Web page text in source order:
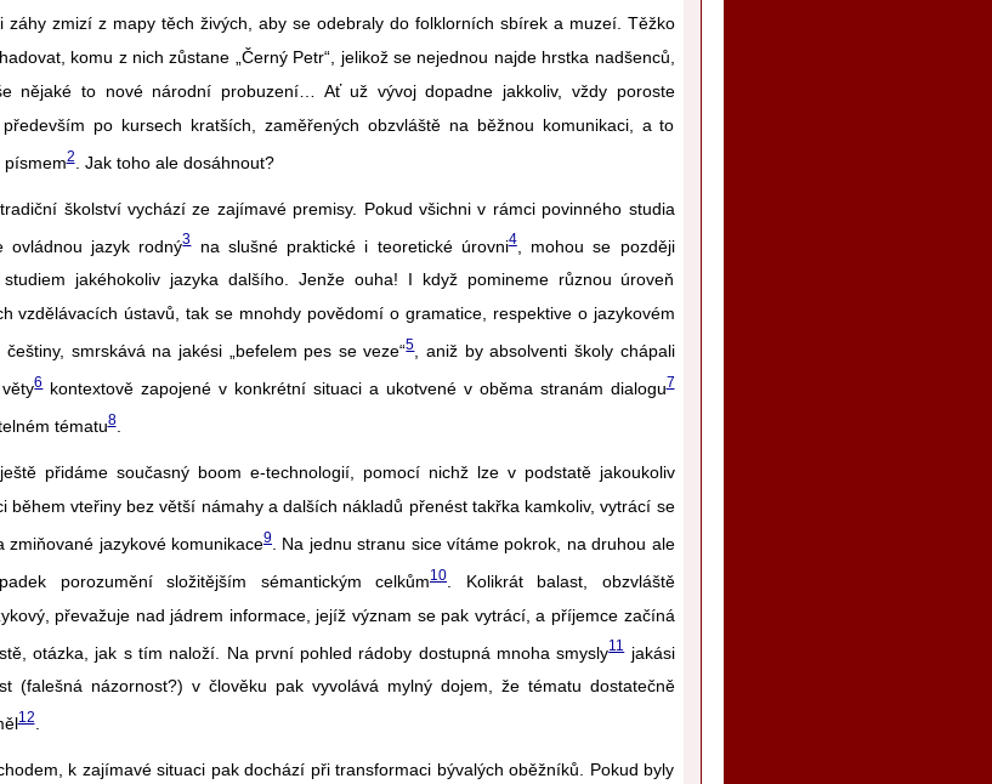
záhy zmizí z mapy těch živých, aby se odebraly do folklorních sbírek a muzeí. Těžko
komu z nich zůstane „Černý Petr“, jelikož se nejednou najde hrstka nadšenců,
nějaké to nové národní probuzení… Ať už vývoj dopadne jakkoliv, vždy poroste
především po kursech kratších, zaměřených obzvláště na běžnou komunikaci, a to
písmem2. Jak toho ale dosáhnout?
školství vychází ze zajímavé premisy. Pokud všichni v rámci povinného studia
ovládnou jazyk rodný3na slušné praktické i teoretické úrovni4, mohou se později
studiem jakéhokoliv jazyka dalšího. Jenže ouha! I když pomineme různou úroveň
vzdělávacích ústavů, tak se mnohdy povědomí o gramatice, respektive o jazykovém
češtiny, smrskává na jakési „befelem pes se veze“5, aniž by absolventi školy chápali
6kontextově zapojené v konkrétní situaci a ukotvené v oběma stranám dialogu7
tématu8.
přidáme současný boom e-technologií, pomocí nichž lze v podstatě jakoukoliv
během vteřiny bez větší námahy a dalších nákladů přenést takřka kamkoliv, vytrácí se
zmiňované jazykové komunikace9 . Na jednu stranu sice vítáme pokrok, na druhou ale
porozumění složitějším sémantickým celkům10 . Kolikrát balast, obzvláště
převažuje nad jádrem informace, jejíž význam se pak vytrácí, a příjemce začíná
otázka, jak s tím naloží. Na první pohled rádoby dostupná mnoha smysly11jakási
(falešná názornost?) v člověku pak vyvolává mylný dojem, že tématu dostatečně
12.
k zajímavé situaci pak dochází při transformaci bývalých oběžníků. Pokud byly